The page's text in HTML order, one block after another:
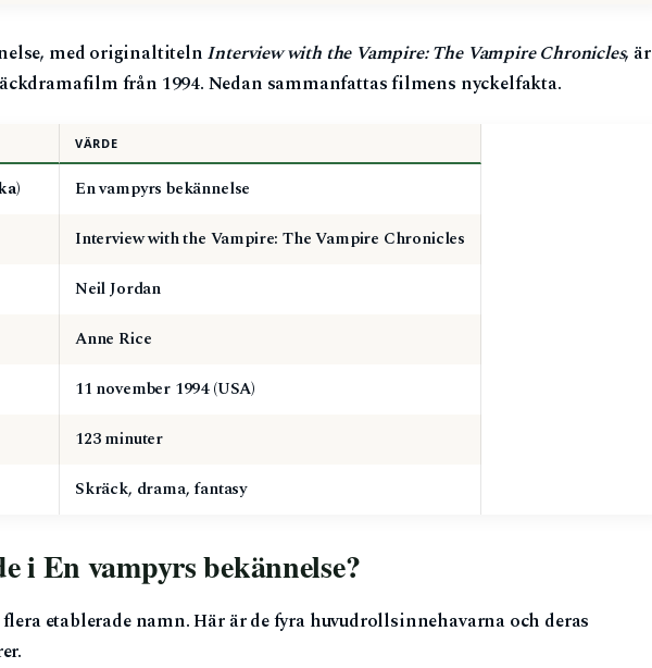
med originaltiteln Interview with the Vampire: The Vampire Chronicles, är
från 1994. Nedan sammanfattas filmens nyckelfakta.
VÄRDE
En vampyrs bekännelse
Interview with the Vampire: The Vampire Chronicles
Neil Jordan
Anne Rice
11 november 1994 (USA)
123 minuter
Skräck, drama, fantasy
i En vampyrs bekännelse?
etablerade namn. Här är de fyra huvudrollsinnehavarna och deras